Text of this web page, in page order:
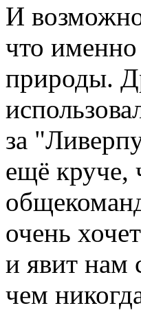
И
что
природы.
за
ещё круче,
очень
и явит нам
чем